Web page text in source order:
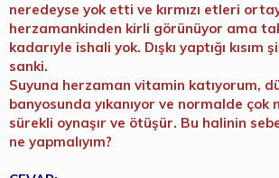
neredeyse yok etti ve kırmızı etleri
herzamankinden kirli görünüyor ama
kadarıyle ishali yok. Dışkı yaptığı kısım
sanki.
Suyuna herzaman vitamin katıyorum,
banyosunda yıkanıyor ve normalde çok
sürekli oynaşır ve ötüşür. Bu halinin
ne yapmalıyım?